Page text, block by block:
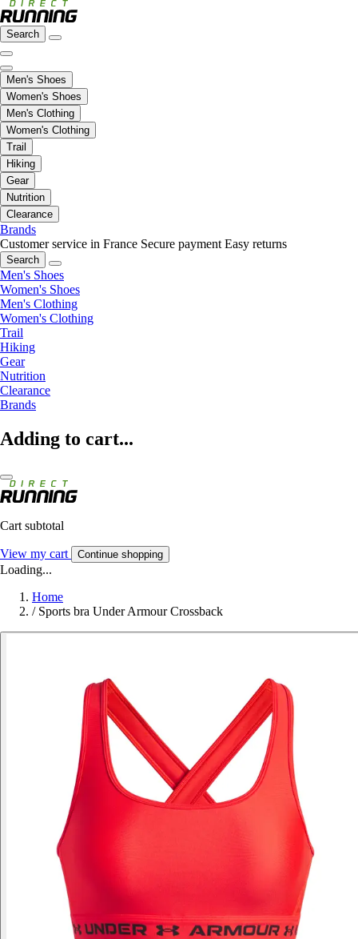
Search
Men's Shoes
Women's Shoes
Men's Clothing
Women's Clothing
Trail
Hiking
Gear
Nutrition
Clearance
Brands
Customer service in France Secure payment Easy returns
Search
Men's Shoes
Women's Shoes
Men's Clothing
Women's Clothing
Trail
Hiking
Gear
Nutrition
Clearance
Brands
Adding to cart...
Cart subtotal
View my cart Continue shopping
Loading...
Home
/ Sports bra Under Armour Crossback